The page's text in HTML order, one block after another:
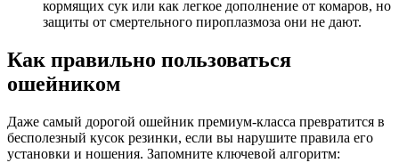
кормящих сук или как легкое дополнение от комаров, но
защиты от смертельного пироплазмоза они не дают.
Как правильно пользоваться
ошейником
Даже самый дорогой ошейник премиум-класса превратится в
бесполезный кусок резинки, если вы нарушите правила его
установки и ношения. Запомните ключевой алгоритм: